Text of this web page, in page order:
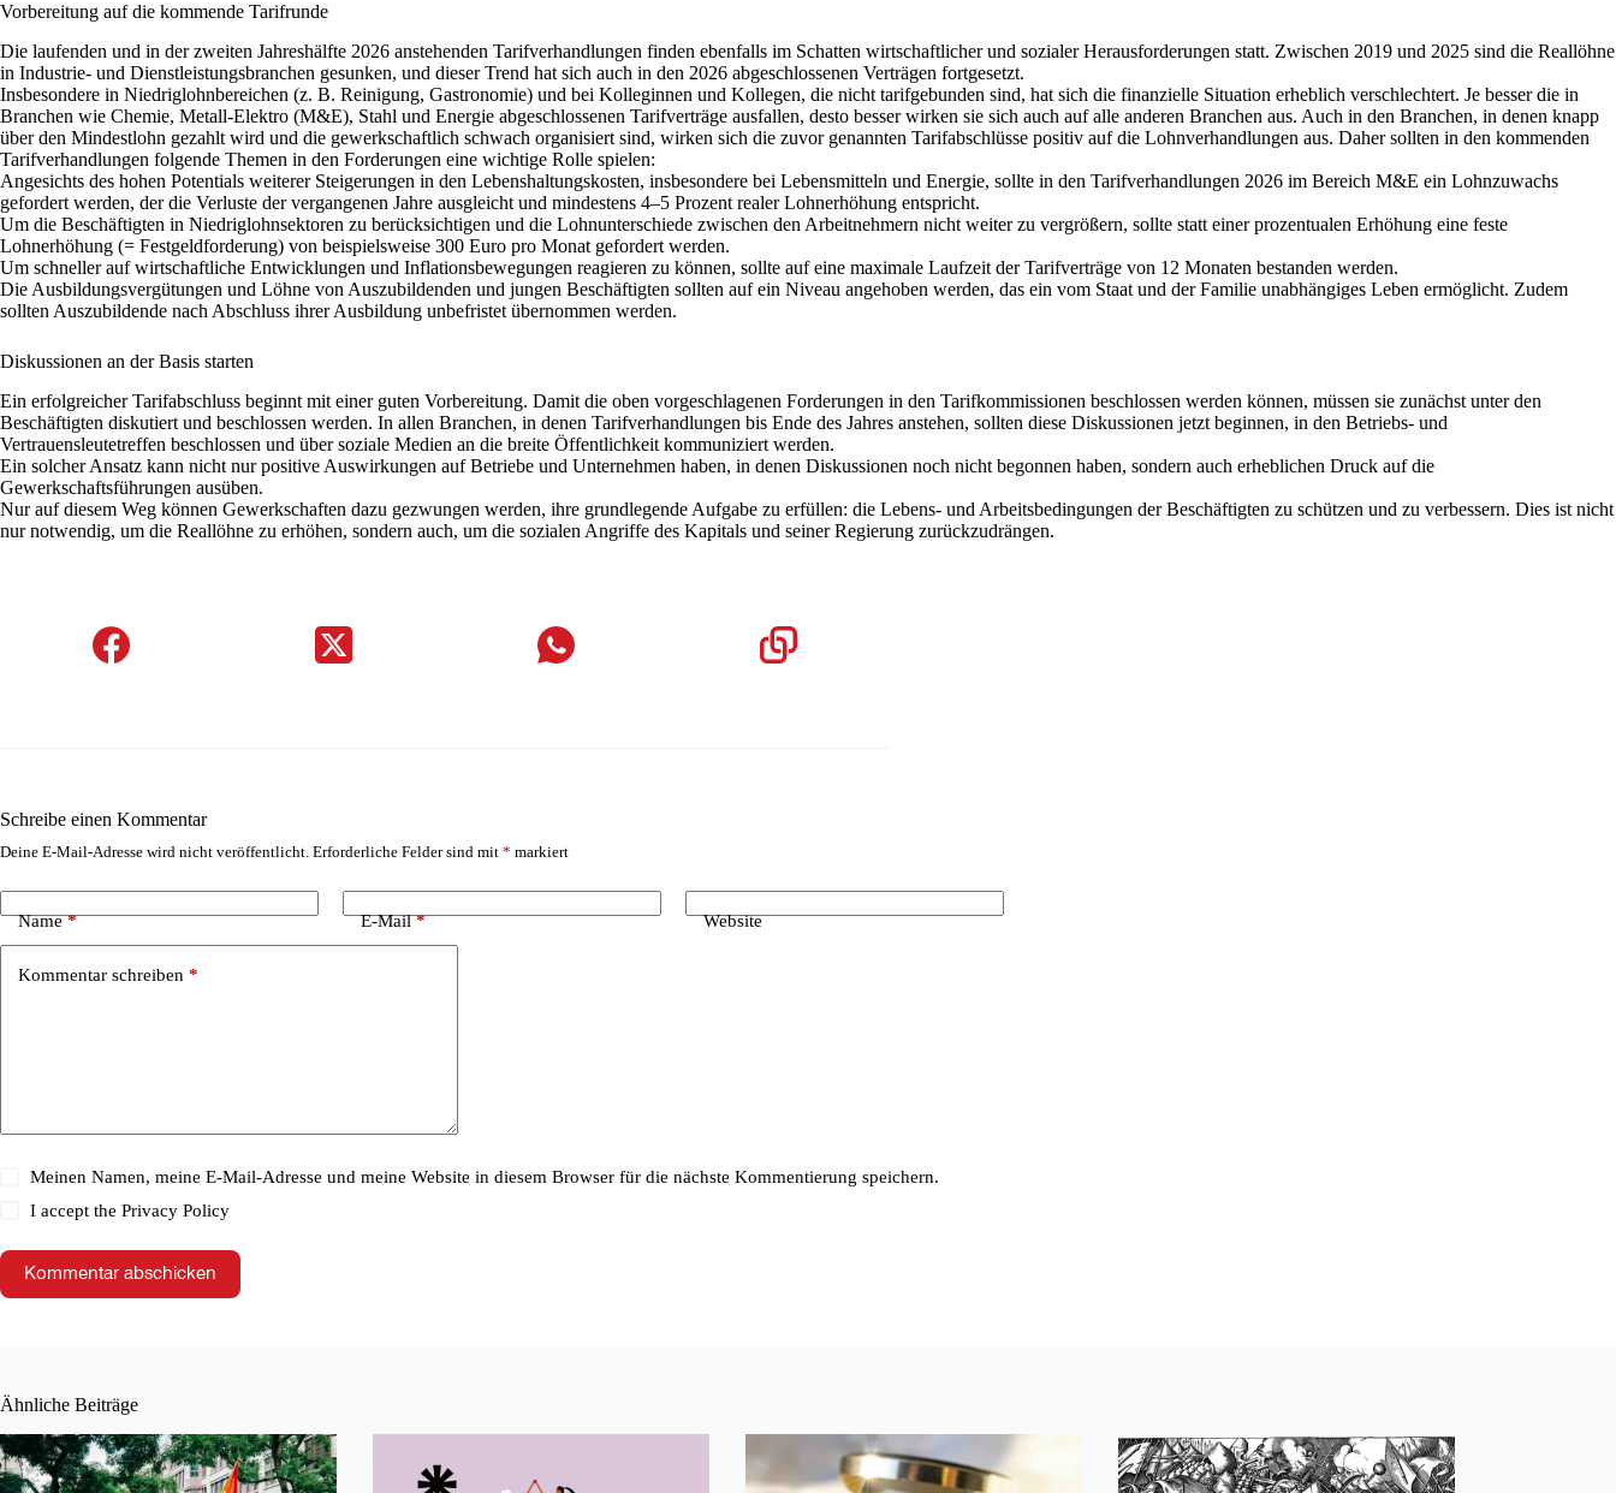
Vorbereitung auf die kommende Tarifrunde
Die laufenden und in der zweiten Jahreshälfte 2026 anstehenden Tarifverhandlungen finden ebenfalls im Schatten wirtschaftlicher und sozialer Herausforderungen statt. Zwischen 2019 und 2025 sind die Reallöhne
in Industrie- und Dienstleistungsbranchen gesunken, und dieser Trend hat sich auch in den 2026 abgeschlossenen Verträgen fortgesetzt.
Insbesondere in Niedriglohnbereichen (z. B. Reinigung, Gastronomie) und bei Kolleginnen und Kollegen, die nicht tarifgebunden sind, hat sich die finanzielle Situation erheblich verschlechtert. Je besser die in
Branchen wie Chemie, Metall-Elektro (M&E), Stahl und Energie abgeschlossenen Tarifverträge ausfallen, desto besser wirken sie sich auch auf alle anderen Branchen aus. Auch in den Branchen, in denen knapp
über den Mindestlohn gezahlt wird und die gewerkschaftlich schwach organisiert sind, wirken sich die zuvor genannten Tarifabschlüsse positiv auf die Lohnverhandlungen aus. Daher sollten in den kommenden
Tarifverhandlungen folgende Themen in den Forderungen eine wichtige Rolle spielen:
Angesichts des hohen Potentials weiterer Steigerungen in den Lebenshaltungskosten, insbesondere bei Lebensmitteln und Energie, sollte in den Tarifverhandlungen 2026 im Bereich M&E ein Lohnzuwachs
gefordert werden, der die Verluste der vergangenen Jahre ausgleicht und mindestens 4–5 Prozent realer Lohnerhöhung entspricht.
Um die Beschäftigten in Niedriglohnsektoren zu berücksichtigen und die Lohnunterschiede zwischen den Arbeitnehmern nicht weiter zu vergrößern, sollte statt einer prozentualen Erhöhung eine feste
Lohnerhöhung (= Festgeldforderung) von beispielsweise 300 Euro pro Monat gefordert werden.
Um schneller auf wirtschaftliche Entwicklungen und Inflationsbewegungen reagieren zu können, sollte auf eine maximale Laufzeit der Tarifverträge von 12 Monaten bestanden werden.
Die Ausbildungsvergütungen und Löhne von Auszubildenden und jungen Beschäftigten sollten auf ein Niveau angehoben werden, das ein vom Staat und der Familie unabhängiges Leben ermöglicht. Zudem
sollten Auszubildende nach Abschluss ihrer Ausbildung unbefristet übernommen werden.
Diskussionen an der Basis starten
Ein erfolgreicher Tarifabschluss beginnt mit einer guten Vorbereitung. Damit die oben vorgeschlagenen Forderungen in den Tarifkommissionen beschlossen werden können, müssen sie zunächst unter den
Beschäftigten diskutiert und beschlossen werden. In allen Branchen, in denen Tarifverhandlungen bis Ende des Jahres anstehen, sollten diese Diskussionen jetzt beginnen, in den Betriebs- und
Vertrauensleutetreffen beschlossen und über soziale Medien an die breite Öffentlichkeit kommuniziert werden.
Ein solcher Ansatz kann nicht nur positive Auswirkungen auf Betriebe und Unternehmen haben, in denen Diskussionen noch nicht begonnen haben, sondern auch erheblichen Druck auf die
Gewerkschaftsführungen ausüben.
Nur auf diesem Weg können Gewerkschaften dazu gezwungen werden, ihre grundlegende Aufgabe zu erfüllen: die Lebens- und Arbeitsbedingungen der Beschäftigten zu schützen und zu verbessern. Dies ist nicht
nur notwendig, um die Reallöhne zu erhöhen, sondern auch, um die sozialen Angriffe des Kapitals und seiner Regierung zurückzudrängen.
Schreibe einen Kommentar
Deine E-Mail-Adresse wird nicht veröffentlicht. Erforderliche Felder sind mit * markiert
Name* E-Mail* Website
Kommentar schreiben *
Meinen Namen, meine E-Mail-Adresse und meine Website in diesem Browser für die nächste Kommentierung speichern.
I accept thePrivacy Policy
Kommentar abschicken
Ähnliche Beiträge